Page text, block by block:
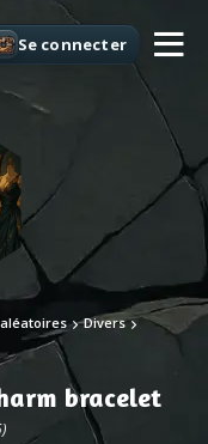
Se connecter
Divers
bracelet